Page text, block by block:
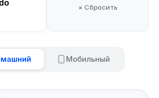
× Сбросить
Мобильный